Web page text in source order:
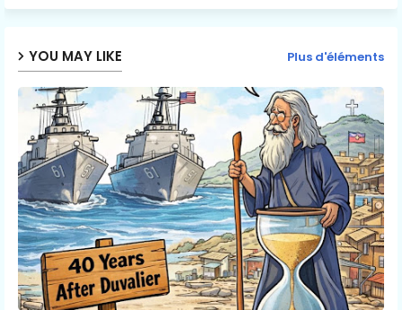
YOU MAY LIKE Plus d'éléments